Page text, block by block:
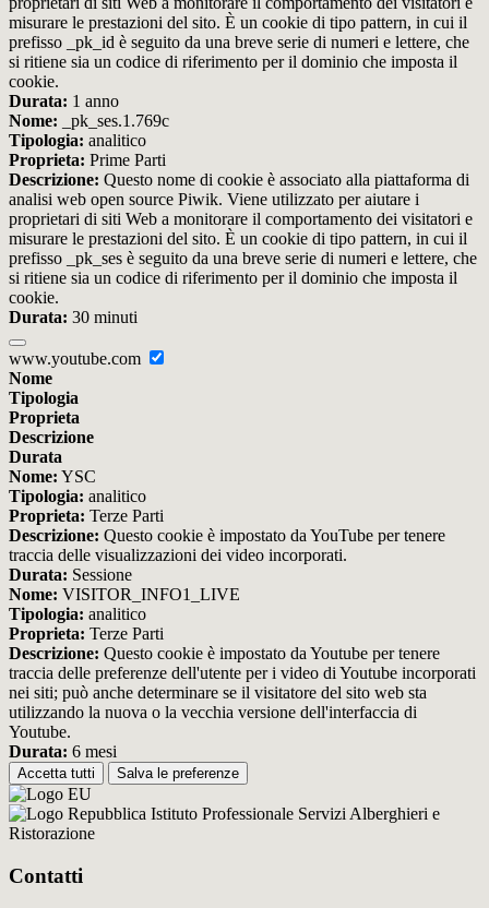
misurare le prestazioni del sito. È un cookie di tipo pattern, in cui il
prefisso _pk_id è seguito da una breve serie di numeri e lettere, che
si ritiene sia un codice di riferimento per il dominio che imposta il
cookie.
Durata: 1 anno
Nome: _pk_ses.1.769c
Tipologia: analitico
Proprieta: Prime Parti
Descrizione: Questo nome di cookie è associato alla piattaforma di
analisi web open source Piwik. Viene utilizzato per aiutare i
proprietari di siti Web a monitorare il comportamento dei visitatori e
misurare le prestazioni del sito. È un cookie di tipo pattern, in cui il
prefisso _pk_ses è seguito da una breve serie di numeri e lettere, che
si ritiene sia un codice di riferimento per il dominio che imposta il
cookie.
Durata: 30 minuti
www.youtube.com
Nome
Tipologia
Proprieta
Descrizione
Durata
Nome: YSC
Tipologia: analitico
Proprieta: Terze Parti
Descrizione: Questo cookie è impostato da YouTube per tenere
traccia delle visualizzazioni dei video incorporati.
Durata: Sessione
Nome: VISITOR_INFO1_LIVE
Tipologia: analitico
Proprieta: Terze Parti
Descrizione: Questo cookie è impostato da Youtube per tenere
traccia delle preferenze dell'utente per i video di Youtube incorporati
nei siti; può anche determinare se il visitatore del sito web sta
utilizzando la nuova o la vecchia versione dell'interfaccia di
Youtube.
Durata: 6 mesi
Accetta tutti Salva le preferenze
Istituto Professionale Servizi Alberghieri e
Ristorazione
Contatti